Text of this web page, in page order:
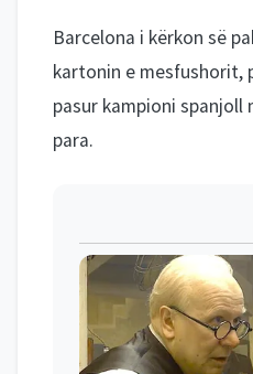
Barcelona i kërkon së
kartonin e mesfushorit,
pasur kampioni spanjoll
para.